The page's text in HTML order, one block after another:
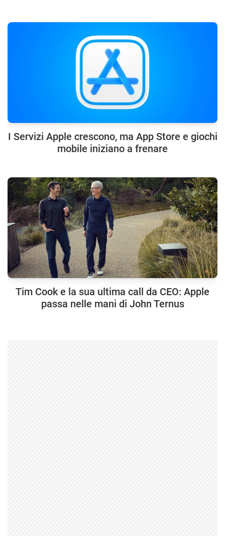
I Servizi Apple crescono, ma App Store e giochi
mobile iniziano a frenare
Tim Cook e la sua ultima call da CEO: Apple
passa nelle mani di John Ternus